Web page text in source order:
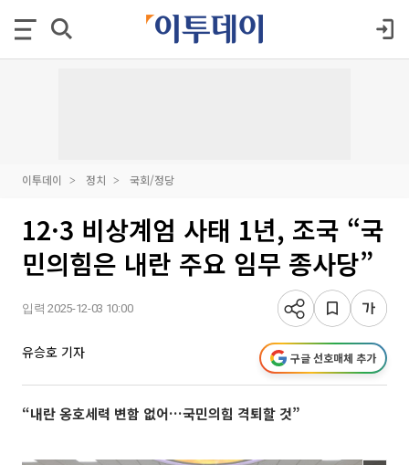
이투데이 정치 국회/정당
12·3 비상계엄 사태 1년, 조국 “국
민의힘은 내란 주요 임무 종사당”
입력 2025-12-03 10:00
유승호 기자 구글 선호매체 추가
“내란 옹호세력 변함 없어…국민의힘 격퇴할 것”